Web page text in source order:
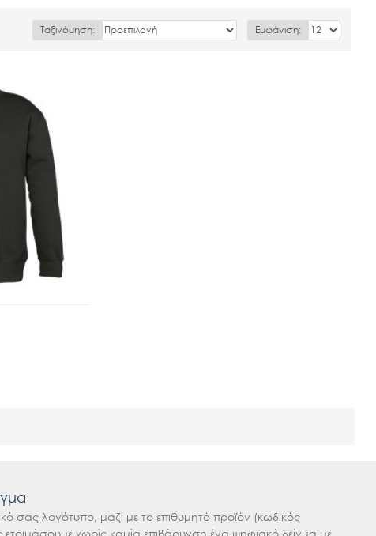
Ταξινόμηση: Εμφάνιση:
σας λογότυπο, μαζί με το επιθυμητό προϊόν (κωδικός